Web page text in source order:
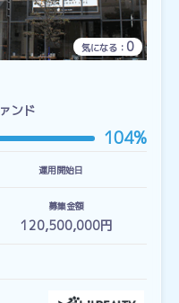
気になる： 0
ンド
104%
運用開始日
募集金額
120,500,000円